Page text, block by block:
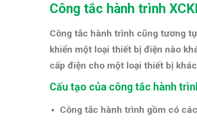
Công tắc hành trình
Công tắc hành trình cũng tương
khiển một loại thiết bị điện nào
cấp điện cho một loại thiết bị
Cấu tạo của công tắc hành
Công tắc hành trình gồm có